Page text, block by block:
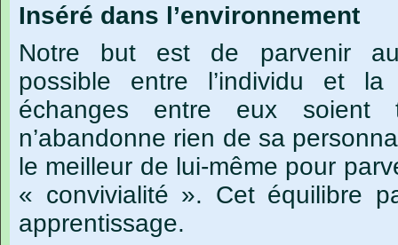
Inséré dans l’environnement
Notre
but est de parvenir
possible
entre l’individu et
la
échanges
entre eux soient
n’abandonne rien de sa
le meilleur de lui-même pour
« convivialité ». Cet équilibre
apprentissage.